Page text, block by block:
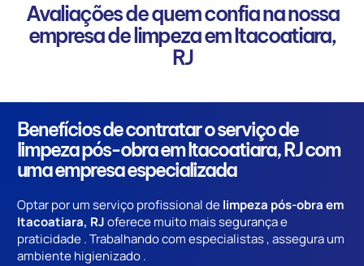
Avaliações de quem confia na nossa
empresa de limpeza em Itacoatiara,
RJ
Benefícios de contratar o serviço de
limpeza pós-obra em Itacoatiara, RJ com
uma empresa especializada
Optar por um serviço profissional delimpeza pós-obra em
Itacoatiara, RJoferece muito mais segurança e
praticidade . Trabalhando com especialistas , assegura um
ambiente higienizado .